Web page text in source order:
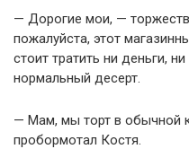
— Дорогие мои, —
пожалуйста, этот
стоит тратить ни деньги,
нормальный десерт.
— Мам, мы торт в обычной
пробормотал Костя.